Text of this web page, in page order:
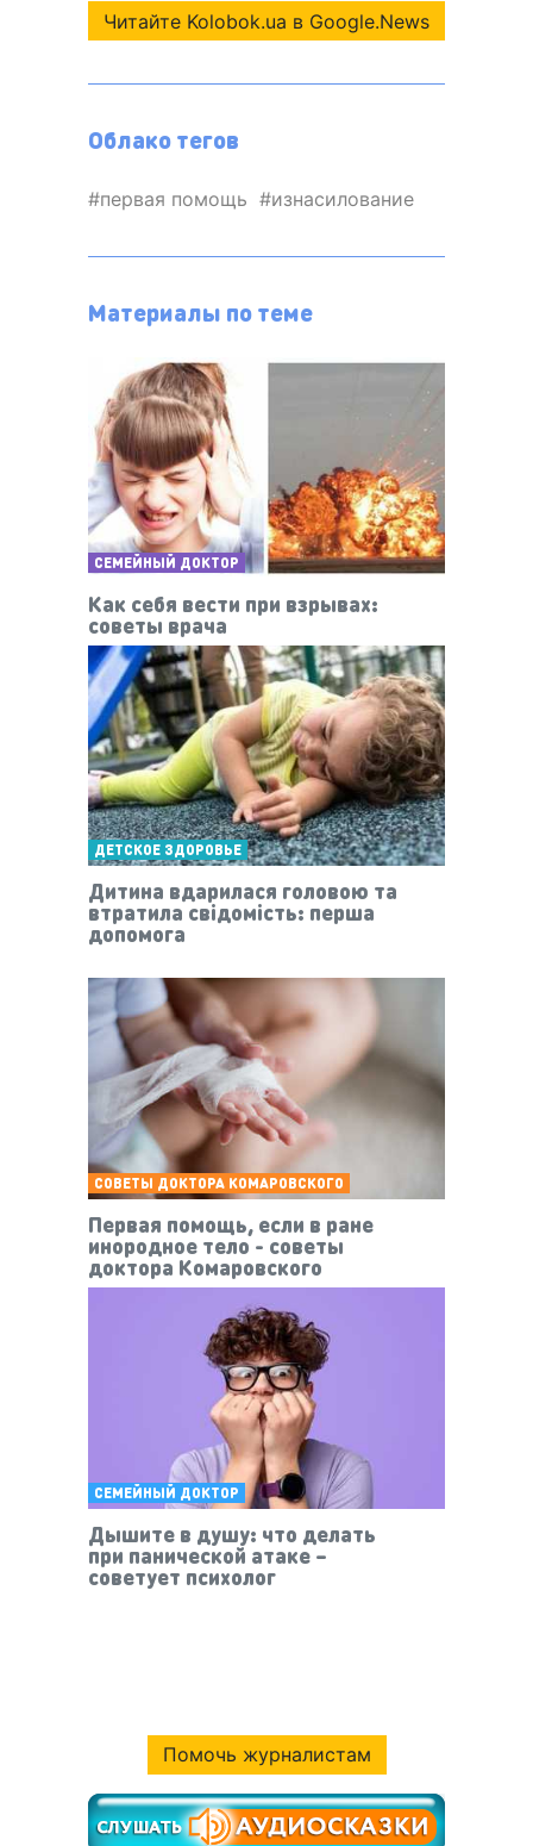
Читайте Kolobok.ua в Google.News
Облако тегов
первая помощь изнасилование
Материалы по теме
СЕМЕЙНЫЙ ДОКТОР
Как себя вести при взрывах:
советы врача
ДЕТСКОЕ ЗДОРОВЬЕ
Дитина вдарилася головою та
втратила свідомість: перша
допомога
СОВЕТЫ ДОКТОРА КОМАРОВСКОГО
Первая помощь, если в ране
инородное тело - советы
доктора Комаровского
СЕМЕЙНЫЙ ДОКТОР
Дышите в душу: что делать
при панической атаке –
советует психолог
Помочь журналистам